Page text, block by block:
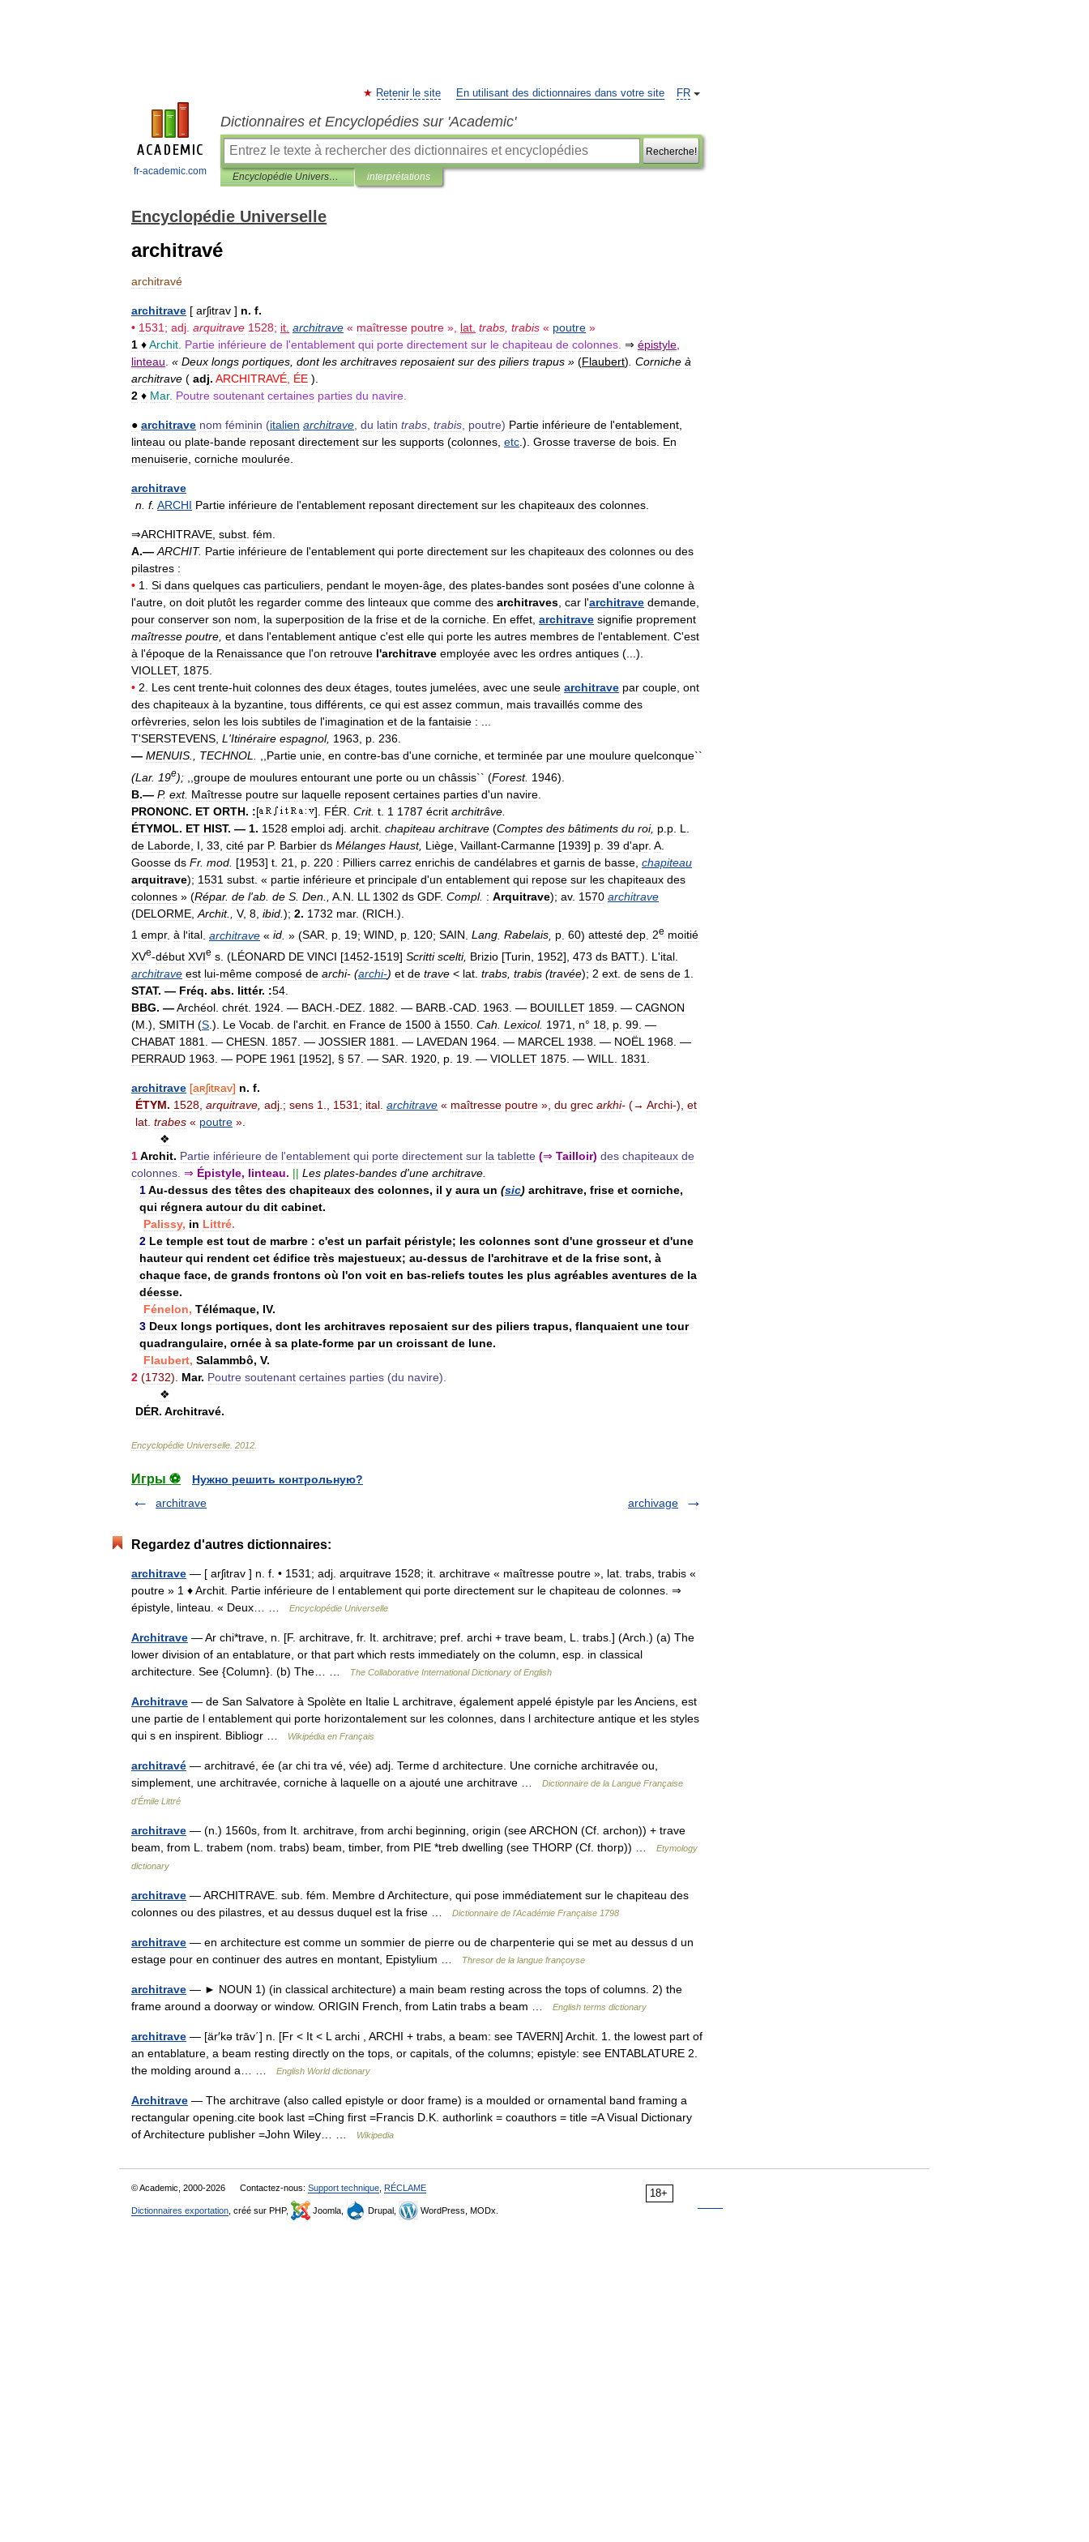
fr-academic.com
FR
Retenir le site En utilisant des dictionnaires dans votre site
Dictionnaires et Encyclopédies sur 'Academic'
Recherche!
Encyclopédie Universelle interprétations
Encyclopédie Universelle
architravé
architravé
architrave [ arʃitrav ] n. f.
• 1531 ; adj arquitrave 1528; it architrave « maîtresse poutre », lat trabs trabis « poutre »
1 ♦Archit Partie inférieure de l'entablement qui porte directement sur le chapiteau de colonnes ⇒ épistyle
linteau « Deux longs portiques dont les architraves reposaient sur des piliers trapus » (Flaubert) Corniche à
architrave ( adj. ARCHITRAVÉ ÉE ).
2 ♦ Mar. Poutre soutenant certaines parties du navire
● architrave nom féminin (italien architrave du latin trabs trabis poutre) Partie inférieure de l'entablement
linteau ou plate-bande reposant directement sur les supports (colonnes etc .). Grosse traverse de bois En
menuiserie corniche moulurée
architrave
n f. ARCHI Partie inférieure de l'entablement reposant directement sur les chapiteaux des colonnes
⇒ARCHITRAVE subst fém
A.— ARCHIT. Partie inférieure de l'entablement qui porte directement sur les chapiteaux des colonnes ou des
pilastres :
• 1 Si dans quelques cas particuliers pendant le moyen-âge des plates-bandes sont posées d'une colonne à
l'autre on doit plutôt les regarder comme des linteaux que comme des architraves car l'architrave demande
pour conserver son nom la superposition de la frise et de la corniche En effet architrave signifie proprement
maîtresse poutre et dans l'entablement antique c'est elle qui porte les autres membres de l'entablement C'est
à l'époque de la Renaissance que l'on retrouve l'architrave employée avec les ordres antiques (...).
VIOLLET, 1875
• 2 Les cent trente-huit colonnes des deux étages toutes jumelées avec une seule architrave par couple ont
des chapiteaux à la byzantine tous différents ce qui est assez commun mais travaillés comme des
orfèvreries selon les lois subtiles de l'imagination et de la fantaisie :
T'SERSTEVENS L 'Itinéraire espagnol, 1963 p 236
— MENUIS TECHNOL Partie unie en contre-bas d'une corniche et terminée par une moulure quelconque``
(Lar. 19e); groupe de moulures entourant une porte ou un châssis`` (Forest. 1946).
B.— P. ext. Maîtresse poutre sur laquelle reposent certaines parties d'un navire
PRONONC. ET ORTH. :[ ]. FÉR Crit. t 1 1787 écrit architrâve
ÉTYMOL. ET HIST. — 1. 1528 emploi adj archit chapiteau architrave (Comptes des bâtiments du roi, p p L
de Laborde I 33 cité par P. Barbier ds Mélanges Haust, Liège Vaillant-Carmanne [1939] p 39 d'apr. A
Goosse ds Fr. mod [1953] t 21 p 220 : Pilliers carrez enrichis de candélabres et garnis de basse chapiteau
arquitrave); 1531 subst . « partie inférieure et principale d'un entablement qui repose sur les chapiteaux des
colonnes » (Répar. de l'ab de S Den A N LL 1302 ds GDF. Compl. : Arquitrave); av. 1570 architrave
(DELORME Archit., V, 8 ibid ); 2. 1732 mar. (RICH .).
1 empr. à l'ital architrave « id » (SAR p 19; WIND p 120; SAIN Lang Rabelais p 60) attesté dep 2e moitié
XVe-début XVIe s . (LÉONARD DE VINCI [1452-1519] Scritti scelti, Brizio [Turin 1952], 473 ds BATT.). L 'ital
architrave est lui-même composé de archi- (archi-) et de trave < lat trabs trabis (travée); 2 ext de sens de 1
STAT. — Fréq. abs. littér. :54
BBG. —Archéol chrét 1924 . — BACH .-DEZ 1882 . — BARB .-CAD 1963 . — BOUILLET 1859 . — CAGNON
(M .), SMITH (S .). Le Vocab de l'archit en France de 1500 à 1550 Cah Lexicol. 1971 n° 18 p 99 . —
CHABAT 1881 . — CHESN 1857 . — JOSSIER 1881 . — LAVEDAN 1964 . — MARCEL 1938 . — NOËL 1968 . —
PERRAUD 1963 . — POPE 1961 [1952], § 57 . — SAR 1920 p 19 . — VIOLLET 1875 . — WILL 1831
architrave [aʀʃitʀav] n. f.
ÉTYM. 1528 arquitrave adj .; sens 1 1531 ; ital architrave « maîtresse poutre », du grec arkhi- (→ Archi-), et
lat trabes « poutre ».
❖
1Archit. Partie inférieure de l'entablement qui porte directement sur la tablette (⇒ Tailloir) des chapiteaux de
colonnes ⇒ Épistyle, linteau. || Les plates-bandes d'une architrave
1Au-dessus des têtes des chapiteaux des colonnes, il y aura un (sic) architrave, frise et corniche,
qui régnera autour du dit cabinet.
Palissy, in Littré.
2 Le temple est tout de marbre : c'est un parfait péristyle; les colonnes sont d'une grosseur et d'une
hauteur qui rendent cet édifice très majestueux; au-dessus de l'architrave et de la frise sont, à
chaque face, de grands frontons où l'on voit en bas-reliefs toutes les plus agréables aventures de la
déesse.
Fénelon, Télémaque, IV.
3 Deux longs portiques, dont les architraves reposaient sur des piliers trapus, flanquaient une tour
quadrangulaire, ornée à sa plate-forme par un croissant de lune.
Flaubert, Salammbô, V.
2 (1732). Mar. Poutre soutenant certaines parties (du navire).
❖
DÉR. Architravé.
Encyclopédie Universelle 2012
Игры ⚽
Нужно решить контрольную?
architrave
archivage
Regardez d'autres dictionnaires:
architrave — [ arʃitrav ] n. f. • 1531; adj. arquitrave 1528; it. architrave « maîtresse poutre », lat. trabs, trabis «
poutre » 1 ♦ Archit. Partie inférieure de l entablement qui porte directement sur le chapiteau de colonnes. ⇒
épistyle, linteau. « Deux… …
Encyclopédie Universelle
Architrave — Ar chi*trave, n. [F. architrave, fr. It. architrave; pref. archi + trave beam, L. trabs.] (Arch.) (a) The
lower division of an entablature, or that part which rests immediately on the column, esp. in classical
architecture. See {Column}. (b) The… …
The Collaborative International Dictionary of English
Architrave — de San Salvatore à Spolète en Italie L architrave, également appelé épistyle par les Anciens, est
une partie de l entablement qui porte horizontalement sur les colonnes, dans l architecture antique et les styles
qui s en inspirent. Bibliogr …
Wikipédia en Français
architravé — architravé, ée (ar chi tra vé, vée) adj. Terme d architecture. Une corniche architravée ou,
simplement, une architravée, corniche à laquelle on a ajouté une architrave …
Dictionnaire de la Langue Française
d'Émile Littré
architrave — (n.) 1560s, from It. architrave, from archi beginning, origin (see ARCHON (Cf. archon)) + trave
beam, from L. trabem (nom. trabs) beam, timber, from PIE *treb dwelling (see THORP (Cf. thorp)) …
Etymology
dictionary
architrave — ARCHITRAVE. sub. fém. Membre d Architecture, qui pose immédiatement sur le chapiteau des
colonnes ou des pilastres, et au dessus duquel est la frise …
Dictionnaire de l'Académie Française 1798
architrave — en architecture est comme un sommier de pierre ou de charpenterie qui se met au dessus d un
estage pour en continuer des autres en montant, Epistylium …
Thresor de la langue françoyse
architrave — ► NOUN 1) (in classical architecture) a main beam resting across the tops of columns. 2) the
frame around a doorway or window. ORIGIN French, from Latin trabs a beam …
English terms dictionary
architrave — [är′kə trāv΄] n. [Fr < It < L archi , ARCHI + trabs, a beam: see TAVERN] Archit. 1. the lowest part of
an entablature, a beam resting directly on the tops, or capitals, of the columns; epistyle: see ENTABLATURE 2.
the molding around a… …
English World dictionary
Architrave — The architrave (also called epistyle or door frame) is a moulded or ornamental band framing a
rectangular opening.cite book last =Ching first =Francis D.K. authorlink = coauthors = title =A Visual Dictionary
of Architecture publisher =John Wiley… …
Wikipedia
18+
© Academic, 2000-2026 Contactez-nous: Support technique RÉCLAME
Dictionnaires exportation , créé sur PHP, Joomla, Drupal, WordPress, MODx.